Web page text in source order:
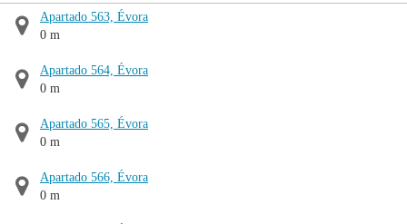
Apartado 563, Évora
0 m
Apartado 564, Évora
0 m
Apartado 565, Évora
0 m
Apartado 566, Évora
0 m